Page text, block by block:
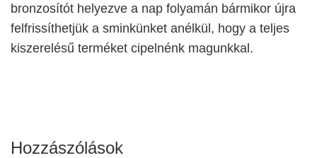
bronzosítót helyezve a nap folyamán bármikor újra
felfrissíthetjük a sminkünket anélkül, hogy a teljes
kiszerelésű terméket cipelnénk magunkkal.
Hozzászólások